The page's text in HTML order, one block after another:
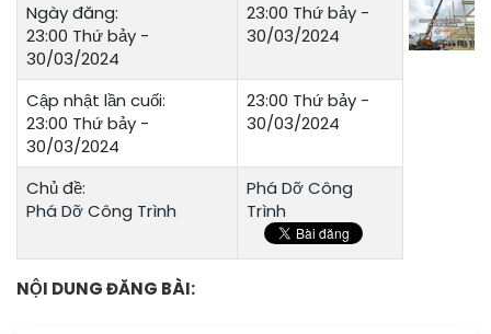
Ngày đăng:
23:00 Thứ bảy -
30/03/2024
23:00 Thứ bảy -
30/03/2024
Cập nhật lần cuối:
23:00 Thứ bảy -
30/03/2024
23:00 Thứ bảy -
30/03/2024
Chủ đề:
Phá Dỡ Công Trình
Phá Dỡ Công
Trình
NỘI DUNG ĐĂNG BÀI: